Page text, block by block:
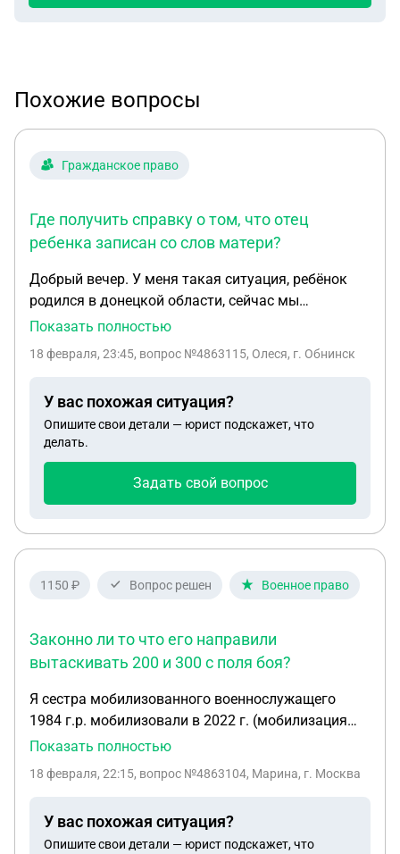
Похожие вопросы
Гражданское право
Где получить справку о том, что отец
ребенка записан со слов матери?
Добрый вечер. У меня такая ситуация, ребёнок
родился в донецкой области, сейчас мы
проживаем в калужской области. И пфр просят
со слов матери. Где можно получить такую
Показать полностью
18 февраля, 23:45, вопрос №4863115, Олеся, г. Обнинск
У вас похожая ситуация?
Опишите свои детали — юрист подскажет, что
делать.
Задать свой вопрос
1150 ₽ Вопрос решен Военное право
Законно ли то что его направили
вытаскивать 200 и 300 с поля боя?
Я сестра мобилизованного военнослужащего
1984 г.р. мобилизовали в 2022 г. (мобилизация
была в ЛНР, срочную службу ранее не проходил
медицинская комиссия не проводилась.
медицинские осмотры у военных врачей
офтальмологов - заключение каждого осмотра
Показать полностью
18 февраля, 22:15, вопрос №4863104, Марина, г. Москва
У вас похожая ситуация?
Опишите свои детали — юрист подскажет, что